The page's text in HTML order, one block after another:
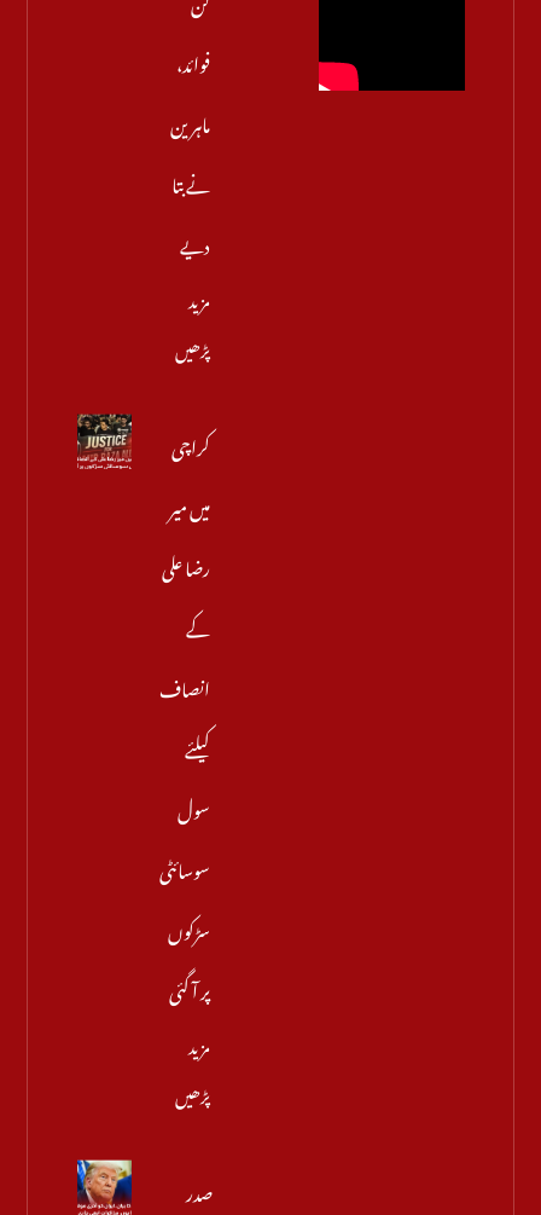
فوائد،
ماہرین
نے بتا
دیے
مزید
پڑھیں
کراچی
میں میر
رضا علی
کے
انصاف
کیلئے
سول
سوسائٹی
سڑکوں
پر آ گئی
مزید
پڑھیں
صدر